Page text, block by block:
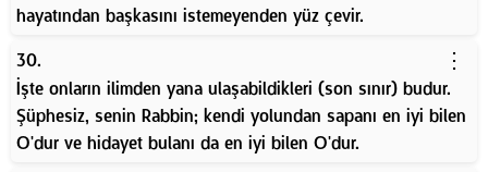
hayatından başkasını istemeyenden yüz çevir.
30. ⋮
İşte onların ilimden yana ulaşabildikleri (son sınır) budur.
Şüphesiz, senin Rabbin; kendi yolundan sapanı en iyi bilen
O'dur ve hidayet bulanı da en iyi bilen O'dur.